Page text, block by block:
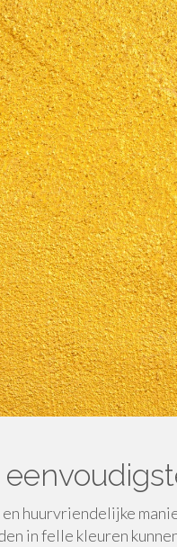
huurvriendelijke
in felle kleuren